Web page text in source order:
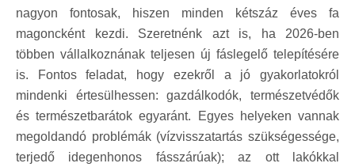
nagyon fontosak, hiszen minden kétszáz éves fa
magoncként kezdi. Szeretnénk azt is, ha 2026-ben
többen vállalkoznának teljesen új fáslegelő telepítésére
is. Fontos feladat, hogy ezekről a jó gyakorlatokról
mindenki értesülhessen: gazdálkodók, természetvédők
és természetbarátok egyaránt. Egyes helyeken vannak
megoldandó problémák (vízvisszatartás szükségessége,
terjedő idegenhonos fásszárúak); az ott lakókkal